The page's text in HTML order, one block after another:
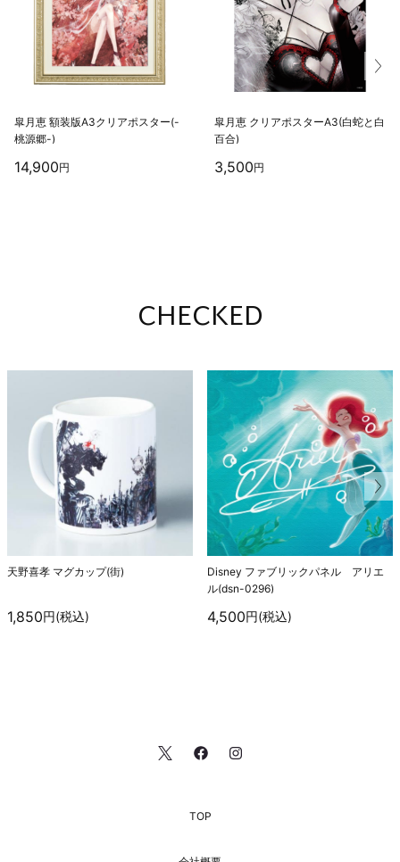
皐月恵 額装版A3ク リ アポスタ ー(-
桃源郷-)
14,900円
皐月恵 ク リ アポスタ ーA3(白蛇と白
百合)
3,500円
CHECKED
天野喜孝 マグカップ(街)
1,850円(税込)
Disney ファブリックパネル アリエ
ル(dsn-0296)
4,500円(税込)
TOP